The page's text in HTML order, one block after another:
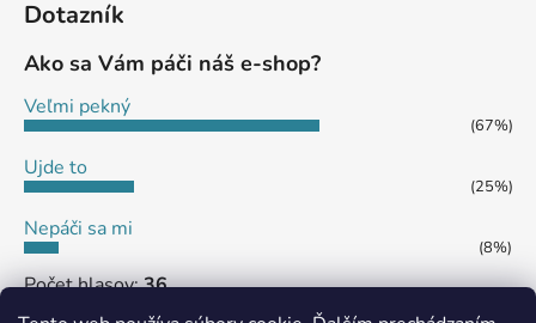
Dotazník
Ako sa Vám páči náš e-shop?
Veľmi pekný
(67%)
Ujde to
(25%)
Nepáči sa mi
(8%)
Počet hlasov:36